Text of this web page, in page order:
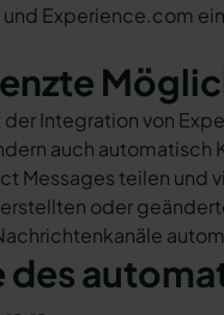
Experience.com
der Integration von
auch
Messages teilen und
oder
des